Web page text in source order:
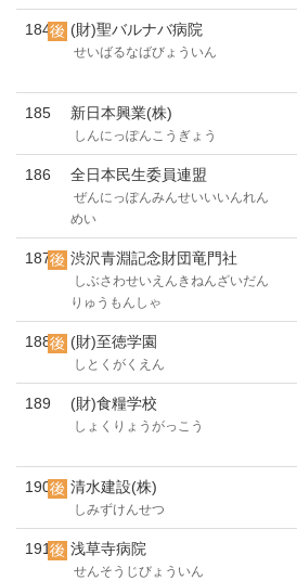
184 (財)聖バルナバ病院
せいばるなばびょういん
185 新日本興業(株)
しんにっぽんこうぎょう
186 全日本民生委員連盟
ぜんにっぽんみんせいいいんれん
めい
187 渋沢青淵記念財団竜門社
しぶさわせいえんきねんざいだん
りゅうもんしゃ
188 (財)至徳学園
しとくがくえん
189 (財)食糧学校
しょくりょうがっこう
190 清水建設(株)
しみずけんせつ
191 浅草寺病院
せんそうじびょういん